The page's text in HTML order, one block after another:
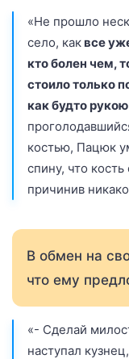
«Не прошло
село, как все
кто болен чем,
стоило только
как будто
костью, Пацюк
спину, что
причинив
В обмен на
что ему
«- Сделай
наступал